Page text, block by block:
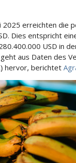
2025 erreichten die
Dies entspricht
USD in
aus Daten des
hervor, berichtet